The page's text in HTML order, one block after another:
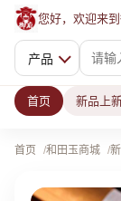
您好，欢迎来到
产品
首页 新品上
首页 和田玉商城